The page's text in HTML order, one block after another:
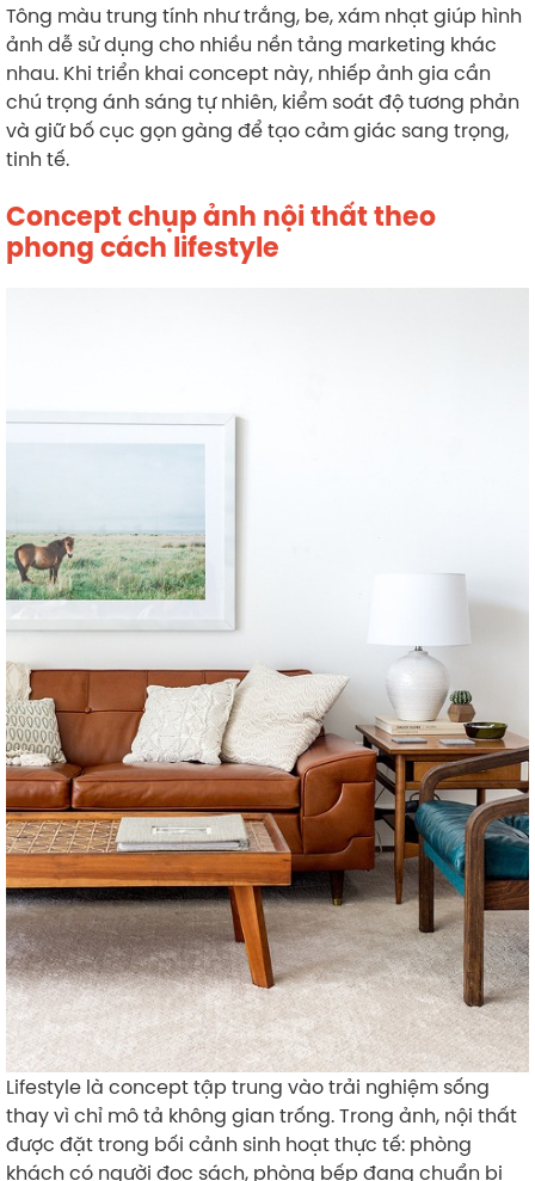
Tông màu trung tính như trắng, be, xám nhạt giúp hình
ảnh dễ sử dụng cho nhiều nền tảng marketing khác
nhau. Khi triển khai concept này, nhiếp ảnh gia cần
chú trọng ánh sáng tự nhiên, kiểm soát độ tương phản
và giữ bố cục gọn gàng để tạo cảm giác sang trọng,
tinh tế.
Concept chụp ảnh nội thất theo
phong cách lifestyle
Lifestyle là concept tập trung vào trải nghiệm sống
thay vì chỉ mô tả không gian trống. Trong ảnh, nội thất
được đặt trong bối cảnh sinh hoạt thực tế: phòng
khách có người đọc sách, phòng bếp đang chuẩn bị